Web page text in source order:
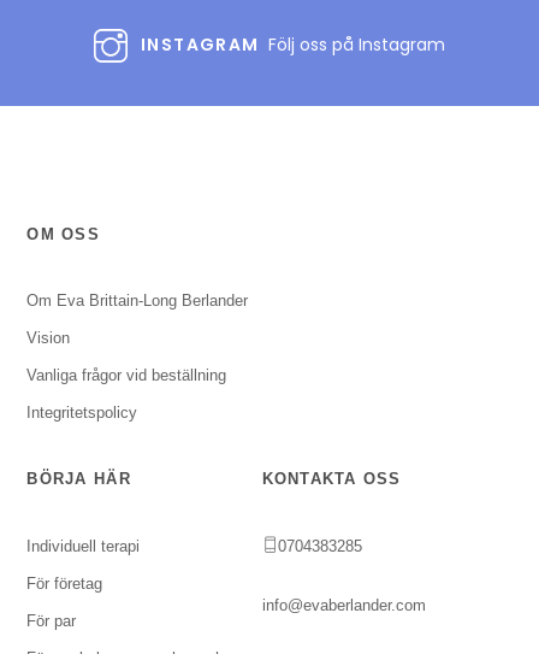
INSTAGRAM Följ oss på Instagram
OM OSS
Om Eva Brittain-Long Berlander
Vision
Vanliga frågor vid beställning
Integritetspolicy
BÖRJA HÄR
Individuell terapi
För företag
För par
KONTAKTA OSS
0704383285
info@evaberlander.com